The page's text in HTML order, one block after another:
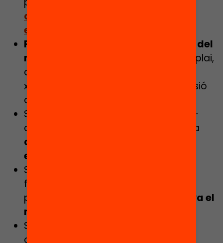
ajuntaments, la clau de l’estiu
enriquit’
Parla’n i comparteix la informació del
municipi:
a la reunió de l’AFA, de l’esplai,
de l’associació de veïns i veïnes, les
xarxes de barri o fins i tot a la comissió
de festes.
Si treballes en un equipament socio-
cultural o esportiu de la ciutat pensa
quines propostes d’activitat
enriquides pots oferir.
Si ets educador de lleure demana
formació i acompanyament per a
poder fer
una intervenció educativa el
màxim d’enriquida possible.
Si ets responsable o educador d’un
casal d’estiu fes